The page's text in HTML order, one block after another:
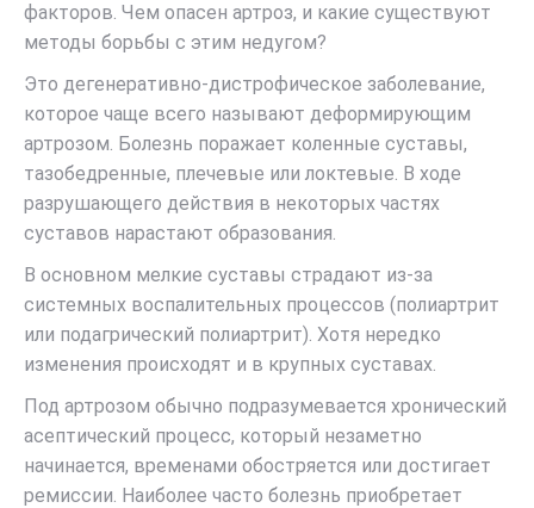
факторов. Чем опасен артроз, и какие существуют
методы борьбы с этим недугом?
Это дегенеративно-дистрофическое заболевание,
которое чаще всего называют деформирующим
артрозом. Болезнь поражает коленные суставы,
тазобедренные, плечевые или локтевые. В ходе
разрушающего действия в некоторых частях
суставов нарастают образования.
В основном мелкие суставы страдают из-за
системных воспалительных процессов (полиартрит
или подагрический полиартрит). Хотя нередко
изменения происходят и в крупных суставах.
Под артрозом обычно подразумевается хронический
асептический процесс, который незаметно
начинается, временами обостряется или достигает
ремиссии. Наиболее часто болезнь приобретает